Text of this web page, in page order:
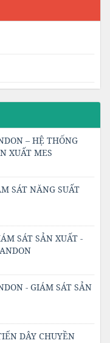
– HỆ THỐNG
XUẤT MES
SÁT NĂNG SUẤT
SÁT SẢN XUẤT -
- GIÁM SÁT SẢN
DÂY CHUYỀN